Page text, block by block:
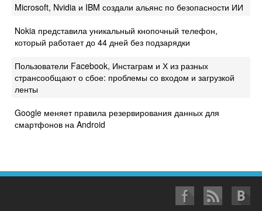
Microsoft, Nvidia и IBM создали альянс по безопасности ИИ
Nokia представила уникальный кнопочный телефон,
который работает до 44 дней без подзарядки
Пользователи Facebook, Инстаграм и Х из разных
странсообщают о сбое: проблемы со входом и загрузкой
ленты
Google меняет правила резервирования данных для
смартфонов на Android